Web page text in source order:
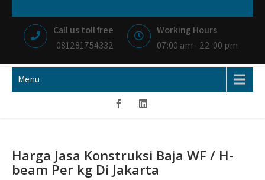
content
NIAGA BETON
MEMBANGUN NEGRI DENGAN IKHLAS HATI
Call us toll free
081281754332
Working Hours
07:00 am - 22-00 pm
Menu
Harga Jasa Konstruksi Baja WF / H-
beam Per kg Di Jakarta